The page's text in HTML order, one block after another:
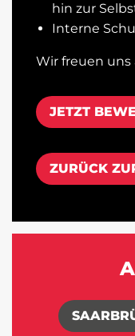
hin zur
Interne
Wir freuen uns
JETZT
ZURÜCK